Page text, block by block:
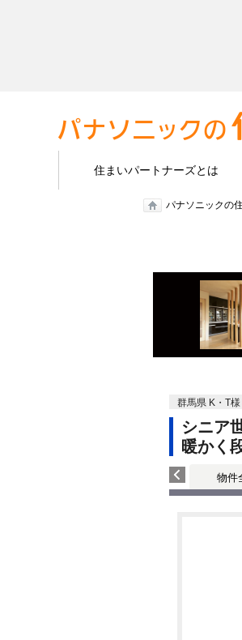
住まいパートナーズとは
パナソニックの
群馬県 K・T様
シニア
暖かく
物件